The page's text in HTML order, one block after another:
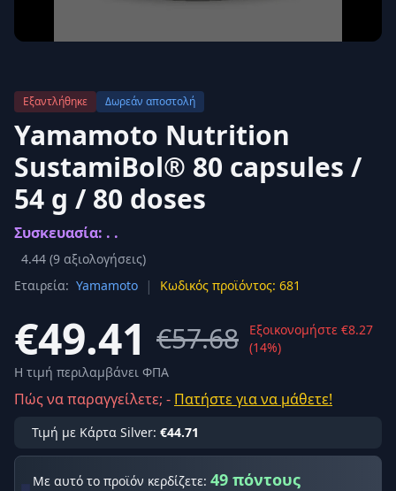
Εξαντλήθηκε Δωρεάν αποστολή
Yamamoto Nutrition
SustamiBol® 80 capsules /
54 g / 80 doses
Συσκευασία: . .
4.44 (9 αξιολογήσεις)
Εταιρεία: Yamamoto | Κωδικός προϊόντος: 681
€49.41 €57.68
Εξοικονομήστε €8.27
(14%)
Η τιμή περιλαμβάνει ΦΠΑ
Πώς να παραγγείλετε; - Πατήστε για να μάθετε!
Τιμή με Κάρτα Silver: €44.71
Με αυτό το προϊόν κερδίζετε: 49 πόντους